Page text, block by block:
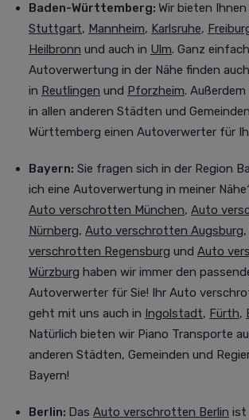
Baden-Württemberg: Wir bieten Ihnen
Stuttgart, Mannheim, Karlsruhe,
Heilbronn und auch in Ulm. Ganz
Autoverwertung in der Nähe finden auch
in Reutlingen und Pforzheim.
in allen anderen Städten und
Württemberg einen Autoverwerter für
Bayern: Sie fragen sich in der Region
ich eine Autoverwertung in meiner
Auto verschrotten München, Auto
Nürnberg, Auto verschrotten Augsburg,
verschrotten Regensburg und Auto
Würzburg haben wir immer den
Autoverwerter für Sie! Ihr Auto
geht mit uns auch in Ingolstadt, Fürth,
Natürlich bieten wir Piano Transporte
anderen Städten, Gemeinden und
Bayern!
Berlin: Das Auto verschrotten Berlin ist